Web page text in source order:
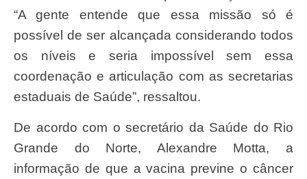
“A gente entende que essa missão só é
possível de ser alcançada considerando todos
os níveis e seria impossível sem essa
coordenação e articulação com as secretarias
estaduais de Saúde”, ressaltou.
De acordo com o secretário da Saúde do Rio
Grande do Norte, Alexandre Motta, a
informação de que a vacina previne o câncer